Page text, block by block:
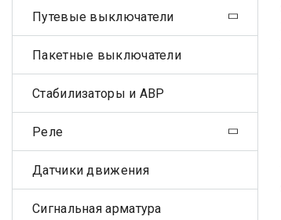
Путевые выключатели
Пакетные выключатели
Стабилизаторы и АВР
Реле
Датчики движения
Сигнальная арматура